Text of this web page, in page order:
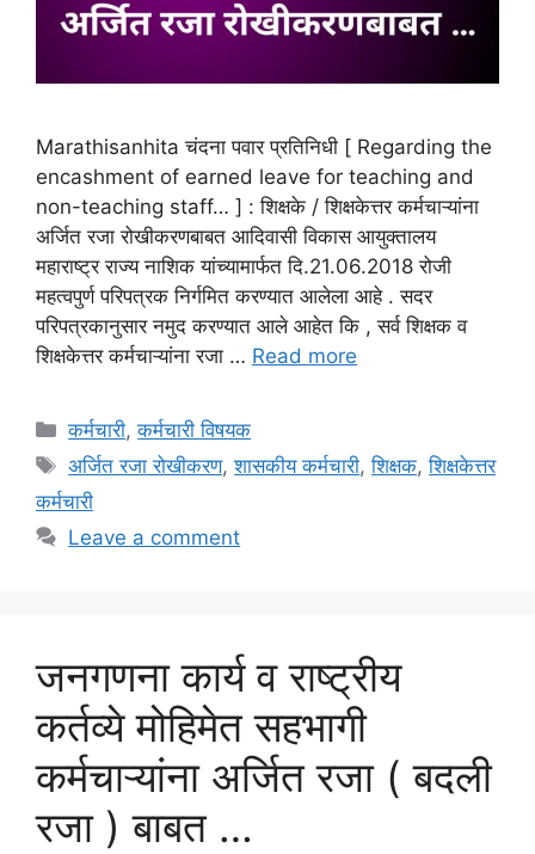
Marathisanhita चंदना पवार प्रतिनिधी [ Regarding the
encashment of earned leave for teaching and
non-teaching staff… ] : शिक्षके / शिक्षकेत्तर कर्मचाऱ्यांना
अर्जित रजा रोखीकरणबाबत आदिवासी विकास आयुक्तालय
महाराष्ट्र राज्य नाशिक यांच्यामार्फत दि.21.06.2018 रोजी
महत्वपुर्ण परिपत्रक निर्गमित करण्यात आलेला आहे . सदर
परिपत्रकानुसार नमुद करण्यात आले आहेत कि , सर्व शिक्षक व
शिक्षकेत्तर कर्मचाऱ्यांना रजा … Read more
Categories
कर्मचारी,कर्मचारी विषयक
Tags
अर्जित रजा रोखीकरण,शासकीय कर्मचारी,शिक्षक,शिक्षकेत्तर
कर्मचारी
Leave a comment
जनगणना कार्य व राष्ट्रीय
कर्तव्ये मोहिमेत सहभागी
कर्मचाऱ्यांना अर्जित रजा ( बदली
रजा ) बाबत …